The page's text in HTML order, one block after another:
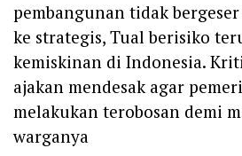
pembangunan tidak
ke strategis, Tual berisiko
kemiskinan di Indonesia.
ajakan mendesak agar
melakukan terobosan demi
warganya